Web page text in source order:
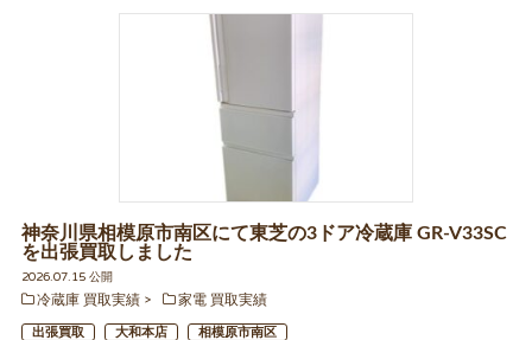
神奈川県相模原市南区にて東芝の3ドア冷蔵庫 GR-V33SC
を出張買取しました
2026.07.15 公開
冷蔵庫 買取実績
家電 買取実績
出張買取 大和本店 相模原市南区